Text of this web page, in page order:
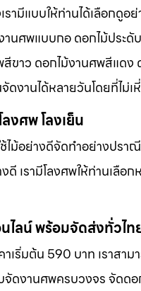
รามีแบบให้ท่านได้เลือกดู
นศพแบบกอ ดอกไม้ประดั
ขาว ดอกไม้งานศพสีแดง
ดงานได้หลายวันโดยที่ไ
งศพ โลงเย็น
ไม้อย่างดีจัดทำอย่างปร
งดี เรามีโลงศพให้ท่านเ
ไลน์ พร้อมจัดส่งทั่วไท
เริ่มต้น 590 บาท เราสา
จัดงานศพครบวงจร จัดด